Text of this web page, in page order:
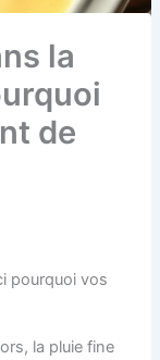
la
de
pourquoi vos
la pluie fine